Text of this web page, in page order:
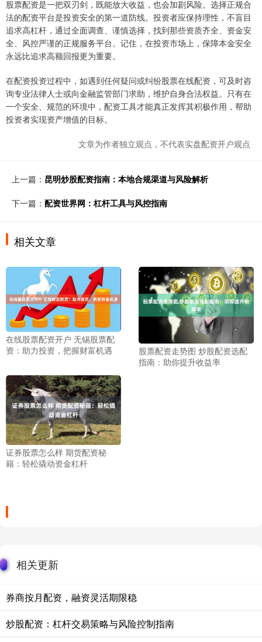
股票配资是一把双刃剑，既能放大收益，也会加剧风险。选择正规合
法的配资平台是投资安全的第一道防线。投资者应保持理性，不盲目
追求高杠杆，通过全面调查、谨慎选择，找到那些资质齐全、资金安
全、风控严谨的正规服务平台。记住，在投资市场上，保障本金安全
永远比追求高额回报更为重要。
在配资投资过程中，如遇到任何疑问或纠纷股票在线配资，可及时咨
询专业法律人士或向金融监管部门求助，维护自身合法权益。只有在
一个安全、规范的环境中，配资工具才能真正发挥其积极作用，帮助
投资者实现资产增值的目标。
文章为作者独立观点，不代表实盘配资开户观点
上一篇： 昆明炒股配资指南：本地合规渠道与风险解析
下一篇： 配资世界网：杠杆工具与风控指南
相关文章
在线股票配资开户 无锡股票配
资：助力投资，把握财富机遇
股票配资走势图 炒股配资选配
指南：助你提升收益率
证券股票怎么样 期货配资秘
籍：轻松撬动资金杠杆
相关更新
券商按月配资，融资灵活期限稳
炒股配资：杠杆交易策略与风险控制指南